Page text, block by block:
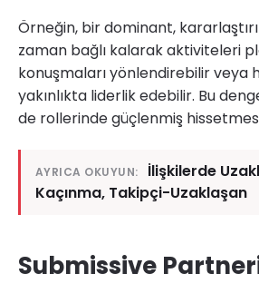
Örneğin, bir dominant,
zaman bağlı kalarak aktiviteleri
konuşmaları yönlendirebilir veya
yakınlıkta liderlik edebilir. Bu
de rollerinde güçlenmiş
AYRICA OKUYUN:
İlişkilerde
Kaçınma, Takipçi-Uzaklaşan
Submissive